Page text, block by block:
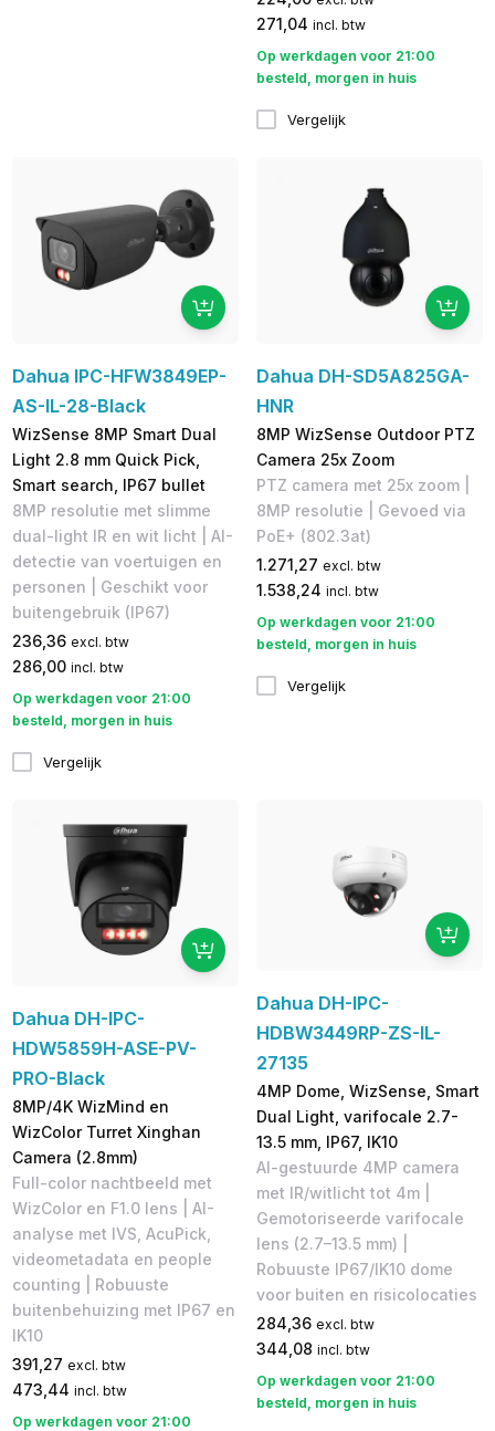
271,04 incl. btw
Op werkdagen voor 21:00
besteld, morgen in huis
Vergelijk
Dahua IPC-HFW3849EP-
AS-IL-28-Black
WizSense 8MP Smart Dual
Light 2.8 mm Quick Pick,
Smart search, IP67 bullet
8MP resolutie met slimme
dual-light IR en wit licht | AI-
detectie van voertuigen en
personen | Geschikt voor
buitengebruik (IP67)
236,36 excl. btw
286,00 incl. btw
Op werkdagen voor 21:00
besteld, morgen in huis
Vergelijk
Dahua DH-SD5A825GA-
HNR
8MP WizSense Outdoor PTZ
Camera 25x Zoom
PTZ camera met 25x zoom |
8MP resolutie | Gevoed via
PoE+ (802.3at)
1.271,27 excl. btw
1.538,24 incl. btw
Op werkdagen voor 21:00
besteld, morgen in huis
Vergelijk
Dahua DH-IPC-
HDW5859H-ASE-PV-
PRO-Black
8MP/4K WizMind en
WizColor Turret Xinghan
Camera (2.8mm)
Full-color nachtbeeld met
WizColor en F1.0 lens | AI-
analyse met IVS, AcuPick,
videometadata en people
counting | Robuuste
buitenbehuizing met IP67 en
IK10
391,27 excl. btw
473,44 incl. btw
Op werkdagen voor 21:00
Dahua DH-IPC-
HDBW3449RP-ZS-IL-
27135
4MP Dome, WizSense, Smart
Dual Light, varifocale 2.7-
13.5 mm, IP67, IK10
AI-gestuurde 4MP camera
met IR/witlicht tot 4m |
Gemotoriseerde varifocale
lens (2.7–13.5 mm) |
Robuuste IP67/IK10 dome
voor buiten en risicolocaties
284,36 excl. btw
344,08 incl. btw
Op werkdagen voor 21:00
besteld, morgen in huis